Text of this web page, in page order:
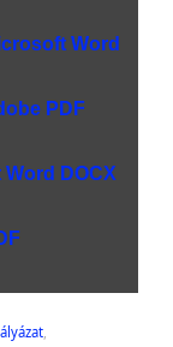
Word
PDF
DOCX
,